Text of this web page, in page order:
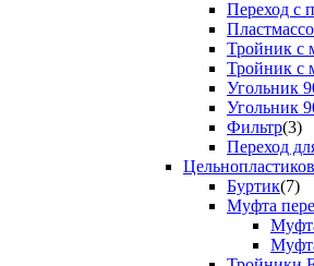
Переход с
Тройник с
Тройник с
Угольник
Угольник
Фильтр(3)
Переход
Буртик(7)
Муфта